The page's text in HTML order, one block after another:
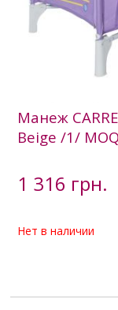
Манеж
Beige /1/ MOQ
1 316 грн.
Нет в наличии